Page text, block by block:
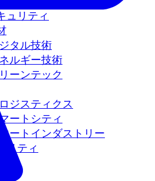
ュリティ
タル技術
ルギー技術
ーンテック
ジスティクス
ートシティ
ートインダストリー
リティ